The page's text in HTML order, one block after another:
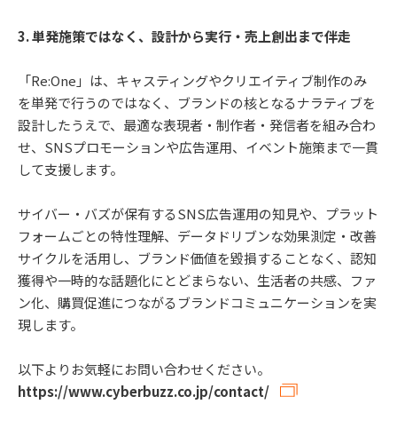
3. 単発施策ではなく、設計から実行・売上創出まで伴走
「Re:One」は、キャスティングやクリエイティブ制作のみ
を単発で行うのではなく、ブランドの核となるナラティブを
設計したうえで、最適な表現者・制作者・発信者を組み合わ
せ、SNSプロモーションや広告運用、イベント施策まで一貫
して支援します。
サイバー・バズが保有するSNS広告運用の知見や、プラット
フォームごとの特性理解、データドリブンな効果測定・改善
サイクルを活用し、ブランド価値を毀損することなく、認知
獲得や一時的な話題化にとどまらない、生活者の共感、ファ
ン化、購買促進につながるブランドコミュニケーションを実
現します。
以下よりお気軽にお問い合わせください。
https://www.cyberbuzz.co.jp/contact/